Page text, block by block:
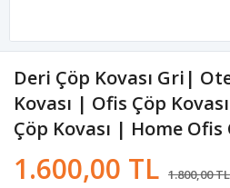
Deri Çöp Kovası Gri|
Kovası | Ofis Çöp
Çöp Kovası | Home Ofis
1.600,00 TL 1.800,00 TL